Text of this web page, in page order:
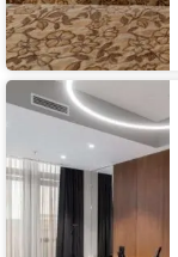
Отель
Radisson
Hotel,
Moscow